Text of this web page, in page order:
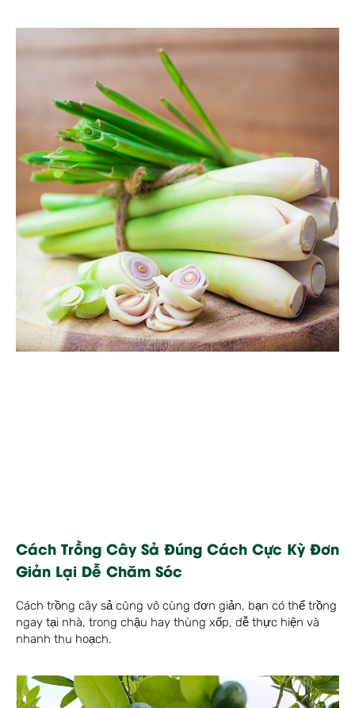
Cách Trồng Cây Sả Đúng Cách Cực Kỳ Đơn
Giản Lại Dễ Chăm Sóc
Cách trồng cây sả cũng vô cùng đơn giản, bạn có thể trồng
ngay tại nhà, trong chậu hay thùng xốp, dễ thực hiện và
nhanh thu hoạch.